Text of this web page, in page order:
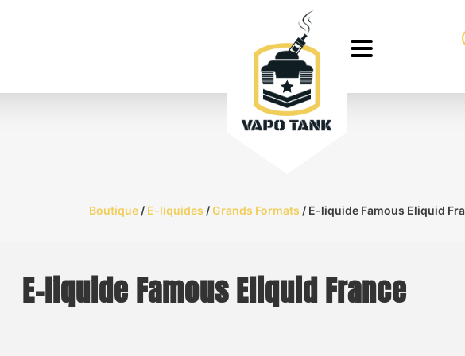
Boutique / E-liquides /Grands Formats / E-liquide Famous Eliquid
E-liquide Famous Eliquid France